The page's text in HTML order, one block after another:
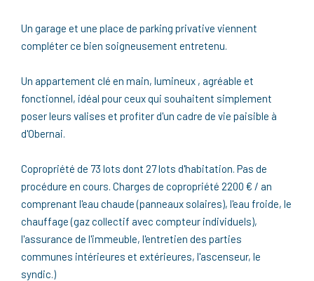
Un garage et une place de parking privative viennent
compléter ce bien soigneusement entretenu.
Un appartement clé en main, lumineux , agréable et
fonctionnel, idéal pour ceux qui souhaitent simplement
poser leurs valises et profiter d'un cadre de vie paisible à
d'Obernai.
Copropriété de 73 lots dont 27 lots d'habitation. Pas de
procédure en cours. Charges de copropriété 2200 € / an
comprenant l'eau chaude (panneaux solaires), l'eau froide, le
chauffage (gaz collectif avec compteur individuels),
l'assurance de l'immeuble, l'entretien des parties
communes intérieures et extérieures, l'ascenseur, le
syndic.)